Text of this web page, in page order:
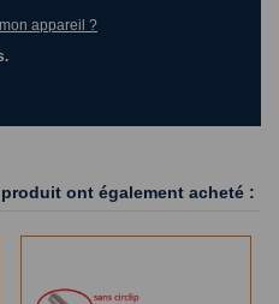
appareil ?
ont également acheté :